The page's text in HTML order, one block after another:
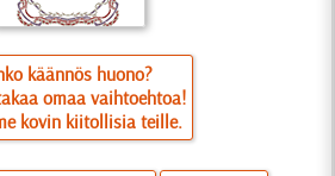
käännös huono?
omaa vaihtoehtoa!
kovin kiitollisia teille.